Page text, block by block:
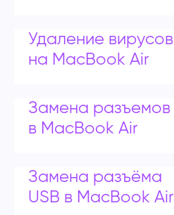
Удаление вирусов
на MacBook Air
Замена разъемов
в MacBook Air
Замена разъёма
USB в MacBook Air